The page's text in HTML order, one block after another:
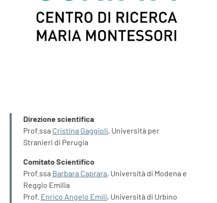
INFORMAZIONI
Direzione scientifica
Prof.ssa Cristina Gaggioli, Università per
Stranieri di Perugia
Comitato Scientifico
Prof.ssa Barbara Caprara, Università di Modena e
Reggio Emilia
Prof. Enrico Angelo Emili, Università di Urbino